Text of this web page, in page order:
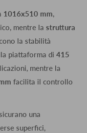
1016x510 mm,
mentre la struttura
la stabilità
piattaforma di 415
mentre la
facilita il controllo
una
superfici,